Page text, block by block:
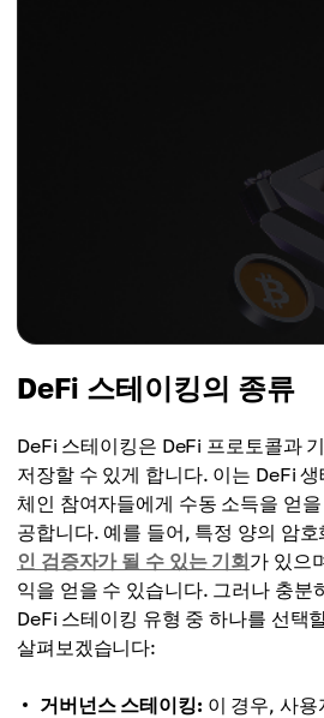
DeFi 스테이킹의 종류
DeFi 스테이킹은 DeFi 프로토콜과
저장할 수 있게 합니다. 이는 DeFi
체인 참여자들에게 수동 소득을 얻
공합니다. 예를 들어, 특정 양의 암
인 검증자가 될 수 있는 기회가 있으
익을 얻을 수 있습니다. 그러나 충분
DeFi 스테이킹 유형 중 하나를 선택
살펴보겠습니다:
거버넌스 스테이킹: 이 경우, 사